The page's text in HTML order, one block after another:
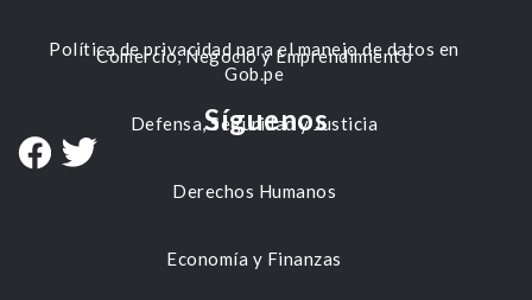
Comercio, Negocio y Emprendimiento
Defensa, Seguridad y Justicia
Derechos Humanos
Economía y Finanzas
Política de privacidad para el manejo de datos en
Gob.pe
Síguenos